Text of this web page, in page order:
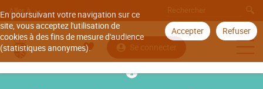
En poursuivant votre navigation sur ce
site, vous acceptez l'utilisation de
cookies à des fins de mesure d'audience
(statistiques anonymes).
Accepter Refuser
Aller à
Se connecter